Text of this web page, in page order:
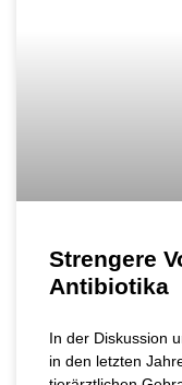
Strengere
Antibiotika
In der Diskussion
in den letzten